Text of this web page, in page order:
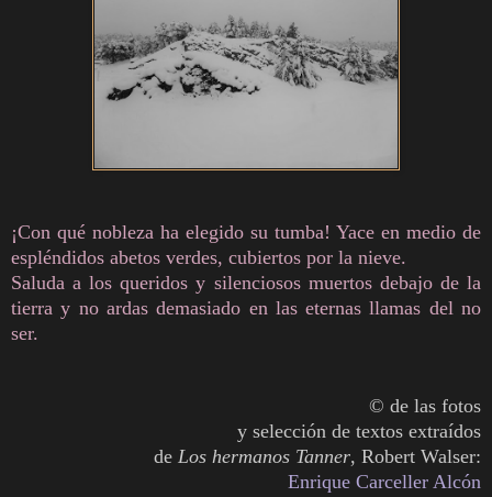
¡Con qué nobleza ha elegido su tumba! Yace en medio de
espléndidos abetos verdes, cubiertos por la nieve.
Saluda a los queridos y silenciosos muertos debajo de la
tierra y no ardas demasiado en las eternas llamas del no
ser.
© de las fotos
y selección de textos extraídos
de Los hermanos Tanner, Robert Walser:
Enrique Carceller Alcón